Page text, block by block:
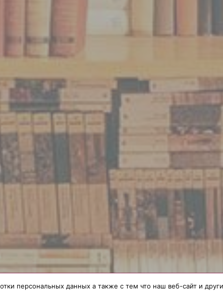
персональных данных а также с тем что наш веб-сайт и